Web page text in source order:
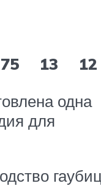
75 13
12
одна
для